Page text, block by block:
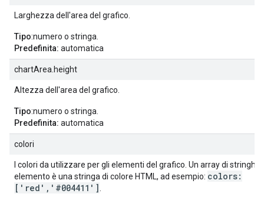
Larghezza dell'area del grafico.
Tipo:numero o stringa.
Predefinita: automatica
chartArea.height
Altezza dell'area del grafico.
Tipo:numero o stringa.
Predefinita: automatica
colori
I colori da utilizzare per gli elementi del grafico. Un array di
elemento è una stringa di colore HTML, ad esempio: colors:
['red','#004411']